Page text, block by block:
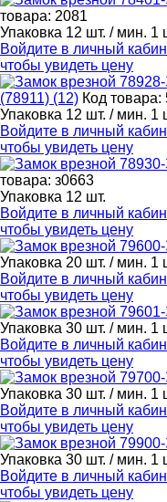
товара: 2081
Упаковка 12 шт. / мин. 1
Войдите в личный
чтобы увидеть цену
(78911) (12) Код товара:
Упаковка 12 шт. / мин. 1
Войдите в личный
чтобы увидеть цену
товара: з0663
Упаковка 12 шт.
Войдите в личный
чтобы увидеть цену
Упаковка 20 шт. / мин. 1
Войдите в личный
чтобы увидеть цену
Упаковка 30 шт. / мин. 1
Войдите в личный
чтобы увидеть цену
Упаковка 30 шт. / мин. 1
Войдите в личный
чтобы увидеть цену
Упаковка 30 шт. / мин. 1
Войдите в личный
чтобы увидеть цену